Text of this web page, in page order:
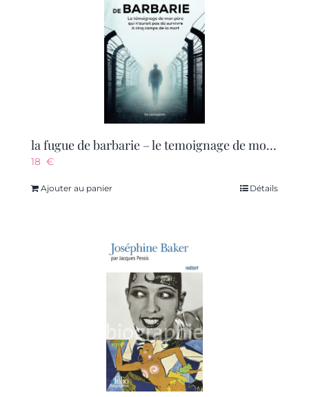
la fugue de barbarie – le temoignage de mon pere qui n’aurait pas du survivre a cinq camps de la mor
18 €
Ajouter au panier Détails